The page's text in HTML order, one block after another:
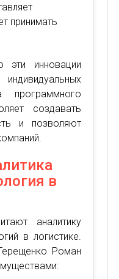
принимать
эти инновации
программного
создавать
и позволяют
в
аналитику
в логистике.
Роман